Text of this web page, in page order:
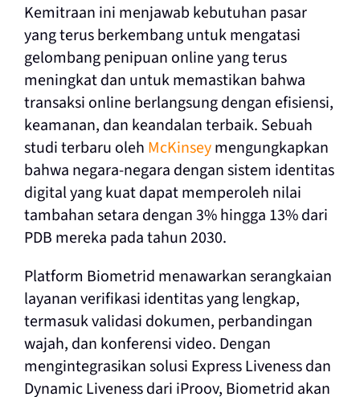
Kemitraan ini menjawab kebutuhan pasar
yang terus berkembang untuk mengatasi
gelombang penipuan online yang terus
meningkat dan untuk memastikan bahwa
transaksi online berlangsung dengan efisiensi,
keamanan, dan keandalan terbaik. Sebuah
studi terbaru oleh McKinseymengungkapkan
bahwa negara-negara dengan sistem identitas
digital yang kuat dapat memperoleh nilai
tambahan setara dengan 3% hingga 13% dari
PDB mereka pada tahun 2030.
Platform Biometrid menawarkan serangkaian
layanan verifikasi identitas yang lengkap,
termasuk validasi dokumen, perbandingan
wajah, dan konferensi video. Dengan
mengintegrasikan solusi Express Liveness dan
Dynamic Liveness dari iProov, Biometrid akan